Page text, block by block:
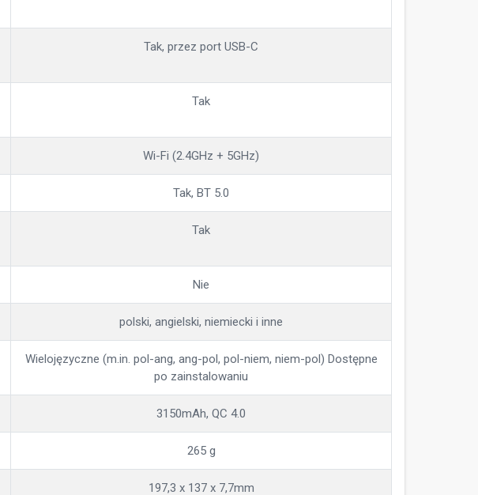
Tak, przez port USB-C
Tak
Wi-Fi (2.4GHz + 5GHz)
Tak, BT 5.0
Tak
Nie
polski, angielski, niemiecki i inne
Wielojęzyczne (m.in. pol-ang, ang-pol, pol-niem, niem-pol) Dostępne
po zainstalowaniu
3150mAh, QC 4.0
265 g
197,3 x 137 x 7,7mm